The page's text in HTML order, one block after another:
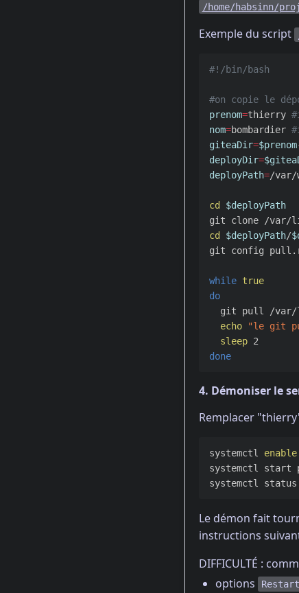
/home/habsinn/
Exemple du script
#!/bin/bash
#on copie le
prenom=thierry
nom=bombardier
giteaDir=$prenom
deployDir=
deployPath=/var/
cd
$deployPath
git clone /var/
cd
$deployPath/
git config
while
do
git pull /var/
echo
"le git
sleep
done
4. Démoniser le
Remplacer
systemctl enable
systemctl start
Le démon fait
instructions
DIFFICULTÉ :
options